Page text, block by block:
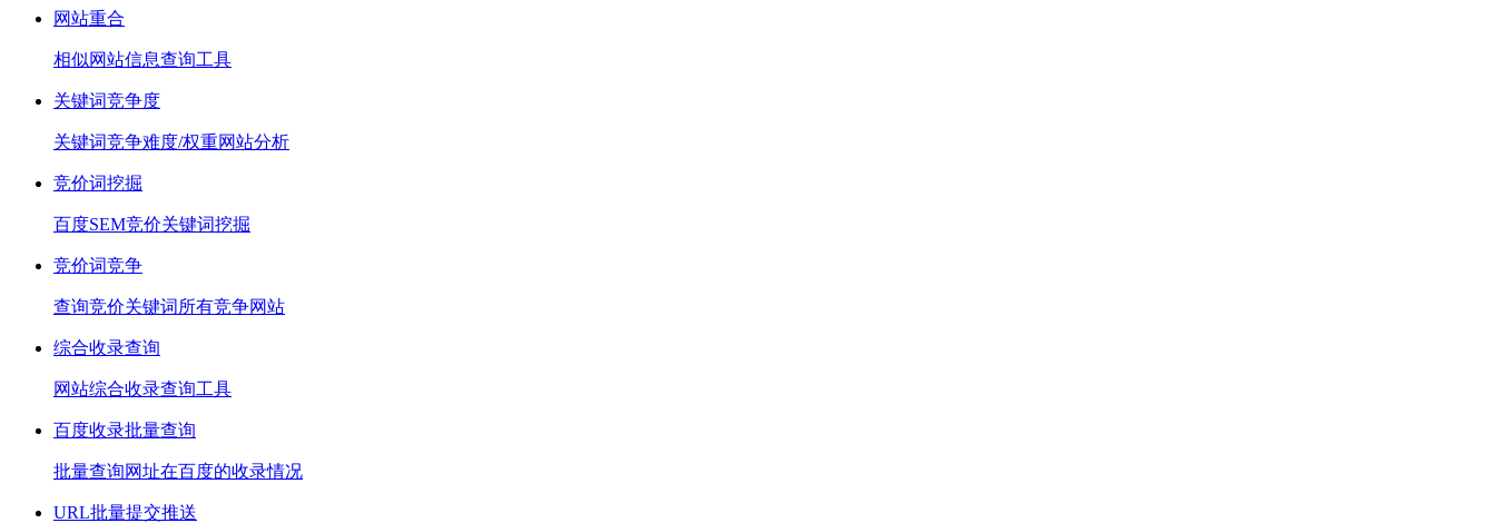
网站重合
相似网站信息查询工具
关键词竞争度
关键词竞争难度/权重网站分析
竞价词挖掘
百度SEM竞价关键词挖掘
竞价词竞争
查询竞价关键词所有竞争网站
综合收录查询
网站综合收录查询工具
百度收录批量查询
批量查询网址在百度的收录情况
URL批量提交推送